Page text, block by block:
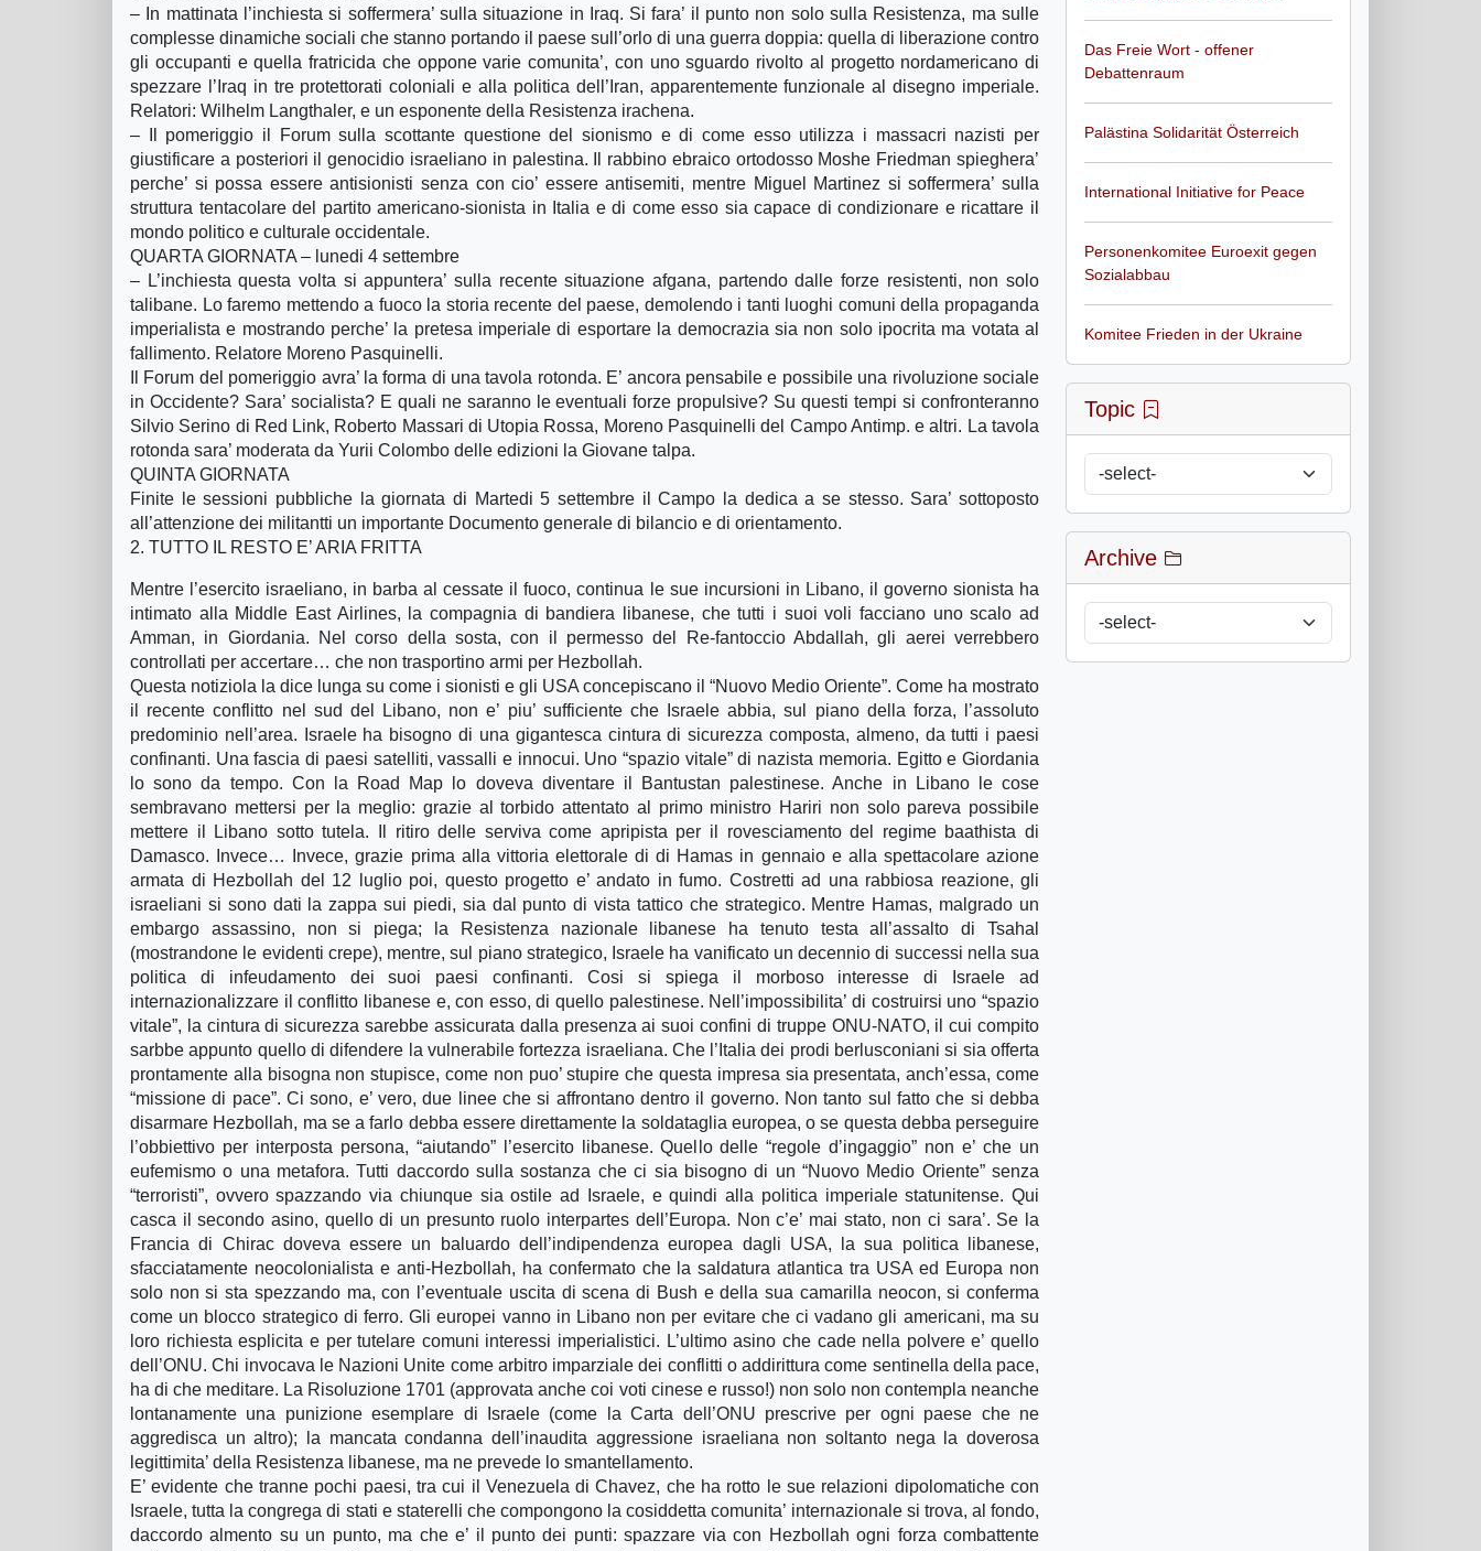
– In mattinata l’inchiesta si soffermera’ sulla situazione in Iraq. Si fara’ il punto non solo sulla Resistenza, ma sulle
complesse dinamiche sociali che stanno portando il paese sull’orlo di una guerra doppia: quella di liberazione contro
gli occupanti e quella fratricida che oppone varie comunita’, con uno sguardo rivolto al progetto nordamericano di
spezzare l’Iraq in tre protettorati coloniali e alla politica dell’Iran, apparentemente funzionale al disegno imperiale.
Relatori: Wilhelm Langthaler, e un esponente della Resistenza irachena.
– Il pomeriggio il Forum sulla scottante questione del sionismo e di come esso utilizza i massacri nazisti per
giustificare a posteriori il genocidio israeliano in palestina. Il rabbino ebraico ortodosso Moshe Friedman spieghera’
perche’ si possa essere antisionisti senza con cio’ essere antisemiti, mentre Miguel Martinez si soffermera’ sulla
struttura tentacolare del partito americano-sionista in Italia e di come esso sia capace di condizionare e ricattare il
mondo politico e culturale occidentale.
QUARTA GIORNATA – lunedi 4 settembre
– L’inchiesta questa volta si appuntera’ sulla recente situazione afgana, partendo dalle forze resistenti, non solo
talibane. Lo faremo mettendo a fuoco la storia recente del paese, demolendo i tanti luoghi comuni della propaganda
imperialista e mostrando perche’ la pretesa imperiale di esportare la democrazia sia non solo ipocrita ma votata al
fallimento. Relatore Moreno Pasquinelli.
Il Forum del pomeriggio avra’ la forma di una tavola rotonda. E’ ancora pensabile e possibile una rivoluzione sociale
in Occidente? Sara’ socialista? E quali ne saranno le eventuali forze propulsive? Su questi tempi si confronteranno
Silvio Serino di Red Link, Roberto Massari di Utopia Rossa, Moreno Pasquinelli del Campo Antimp. e altri. La tavola
rotonda sara’ moderata da Yurii Colombo delle edizioni la Giovane talpa.
QUINTA GIORNATA
Finite le sessioni pubbliche la giornata di Martedi 5 settembre il Campo la dedica a se stesso. Sara’ sottoposto
all’attenzione dei militantti un importante Documento generale di bilancio e di orientamento.
2. TUTTO IL RESTO E’ ARIA FRITTA
Mentre l’esercito israeliano, in barba al cessate il fuoco, continua le sue incursioni in Libano, il governo sionista ha
intimato alla Middle East Airlines, la compagnia di bandiera libanese, che tutti i suoi voli facciano uno scalo ad
Amman, in Giordania. Nel corso della sosta, con il permesso del Re-fantoccio Abdallah, gli aerei verrebbero
controllati per accertare… che non trasportino armi per Hezbollah.
Questa notiziola la dice lunga su come i sionisti e gli USA concepiscano il “Nuovo Medio Oriente”. Come ha mostrato
il recente conflitto nel sud del Libano, non e’ piu’ sufficiente che Israele abbia, sul piano della forza, l’assoluto
predominio nell’area. Israele ha bisogno di una gigantesca cintura di sicurezza composta, almeno, da tutti i paesi
confinanti. Una fascia di paesi satelliti, vassalli e innocui. Uno “spazio vitale” di nazista memoria. Egitto e Giordania
lo sono da tempo. Con la Road Map lo doveva diventare il Bantustan palestinese. Anche in Libano le cose
sembravano mettersi per la meglio: grazie al torbido attentato al primo ministro Hariri non solo pareva possibile
mettere il Libano sotto tutela. Il ritiro delle serviva come apripista per il rovesciamento del regime baathista di
Damasco. Invece… Invece, grazie prima alla vittoria elettorale di di Hamas in gennaio e alla spettacolare azione
armata di Hezbollah del 12 luglio poi, questo progetto e’ andato in fumo. Costretti ad una rabbiosa reazione, gli
israeliani si sono dati la zappa sui piedi, sia dal punto di vista tattico che strategico. Mentre Hamas, malgrado un
embargo assassino, non si piega; la Resistenza nazionale libanese ha tenuto testa all’assalto di Tsahal
(mostrandone le evidenti crepe), mentre, sul piano strategico, Israele ha vanificato un decennio di successi nella sua
politica di infeudamento dei suoi paesi confinanti. Cosi si spiega il morboso interesse di Israele ad
internazionalizzare il conflitto libanese e, con esso, di quello palestinese. Nell’impossibilita’ di costruirsi uno “spazio
vitale”, la cintura di sicurezza sarebbe assicurata dalla presenza ai suoi confini di truppe ONU-NATO, il cui compito
sarbbe appunto quello di difendere la vulnerabile fortezza israeliana. Che l’Italia dei prodi berlusconiani si sia offerta
prontamente alla bisogna non stupisce, come non puo’ stupire che questa impresa sia presentata, anch’essa, come
“missione di pace”. Ci sono, e’ vero, due linee che si affrontano dentro il governo. Non tanto sul fatto che si debba
disarmare Hezbollah, ma se a farlo debba essere direttamente la soldataglia europea, o se questa debba perseguire
l’obbiettivo per interposta persona, “aiutando” l’esercito libanese. Quello delle “regole d’ingaggio” non e’ che un
eufemismo o una metafora. Tutti daccordo sulla sostanza che ci sia bisogno di un “Nuovo Medio Oriente” senza
“terroristi”, ovvero spazzando via chiunque sia ostile ad Israele, e quindi alla politica imperiale statunitense. Qui
casca il secondo asino, quello di un presunto ruolo interpartes dell’Europa. Non c’e’ mai stato, non ci sara’. Se la
Francia di Chirac doveva essere un baluardo dell’indipendenza europea dagli USA, la sua politica libanese,
sfacciatamente neocolonialista e anti-Hezbollah, ha confermato che la saldatura atlantica tra USA ed Europa non
solo non si sta spezzando ma, con l’eventuale uscita di scena di Bush e della sua camarilla neocon, si conferma
come un blocco strategico di ferro. Gli europei vanno in Libano non per evitare che ci vadano gli americani, ma su
loro richiesta esplicita e per tutelare comuni interessi imperialistici. L’ultimo asino che cade nella polvere e’ quello
dell’ONU. Chi invocava le Nazioni Unite come arbitro imparziale dei conflitti o addirittura come sentinella della pace,
ha di che meditare. La Risoluzione 1701 (approvata anche coi voti cinese e russo!) non solo non contempla neanche
lontanamente una punizione esemplare di Israele (come la Carta dell’ONU prescrive per ogni paese che ne
aggredisca un altro); la mancata condanna dell’inaudita aggressione israeliana non soltanto nega la doverosa
legittimita’ della Resistenza libanese, ma ne prevede lo smantellamento.
E’ evidente che tranne pochi paesi, tra cui il Venezuela di Chavez, che ha rotto le sue relazioni dipolomatiche con
Israele, tutta la congrega di stati e staterelli che compongono la cosiddetta comunita’ internazionale si trova, al fondo,
daccordo almento su un punto, ma che e’ il punto dei punti: spazzare via con Hezbollah ogni forza combattente
Das Freie Wort - offener
Debattenraum
Palästina Solidarität Österreich
International Initiative for Peace
Personenkomitee Euroexit gegen
Sozialabbau
Komitee Frieden in der Ukraine
Topic
Archive